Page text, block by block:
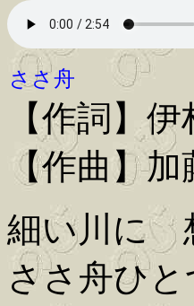
ささ舟
【作詞】
【作曲】加
細い川に
ささ舟ひ